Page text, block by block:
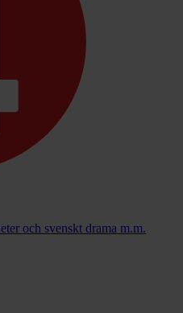
och svenskt drama m.m.